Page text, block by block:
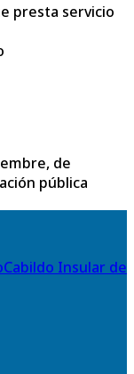
presta servicio
de
pública
Cabildo Insular de